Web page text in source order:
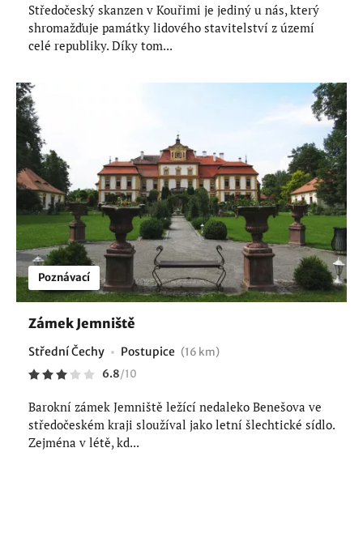
Středočeský skanzen v Kouřimi je jediný u nás, který
shromažďuje památky lidového stavitelství z území
celé republiky. Díky tom...
Poznávací
Zámek Jemniště
Střední Čechy Postupice (16 km)
6.8/10
Barokní zámek Jemniště ležící nedaleko Benešova ve
středočeském kraji sloužíval jako letní šlechtické sídlo.
Zejména v létě, kd...